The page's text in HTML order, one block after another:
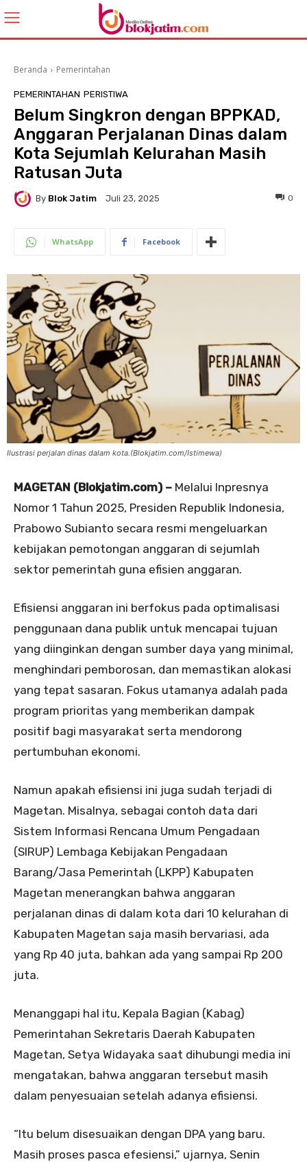
Beranda Pemerintahan
PEMERINTAHAN PERISTIWA
Belum Singkron dengan BPPKAD,
Anggaran Perjalanan Dinas dalam
Kota Sejumlah Kelurahan Masih
Ratusan Juta
By Blok Jatim Juli 23, 2025 0
WhatsApp Facebook
Ilustrasi perjalan dinas dalam kota.(Blokjatim.com/Istimewa)
MAGETAN (Blokjatim.com) – Melalui Inpresnya
Nomor 1 Tahun 2025, Presiden Republik Indonesia,
Prabowo Subianto secara resmi mengeluarkan
kebijakan pemotongan anggaran di sejumlah
sektor pemerintah guna efisien anggaran.
Efisiensi anggaran ini berfokus pada optimalisasi
penggunaan dana publik untuk mencapai tujuan
yang diinginkan dengan sumber daya yang minimal,
menghindari pemborosan, dan memastikan alokasi
yang tepat sasaran. Fokus utamanya adalah pada
program prioritas yang memberikan dampak
positif bagi masyarakat serta mendorong
pertumbuhan ekonomi.
Namun apakah efisiensi ini juga sudah terjadi di
Magetan. Misalnya, sebagai contoh data dari
Sistem Informasi Rencana Umum Pengadaan
(SIRUP) Lembaga Kebijakan Pengadaan
Barang/Jasa Pemerintah (LKPP) Kabupaten
Magetan menerangkan bahwa anggaran
perjalanan dinas di dalam kota dari 10 kelurahan di
Kabupaten Magetan saja masih bervariasi, ada
yang Rp 40 juta, bahkan ada yang sampai Rp 200
juta.
Menanggapi hal itu, Kepala Bagian (Kabag)
Pemerintahan Sekretaris Daerah Kabupaten
Magetan, Setya Widayaka saat dihubungi media ini
mengatakan, bahwa anggaran tersebut masih
dalam penyesuaian setelah adanya efisiensi.
“Itu belum disesuaikan dengan DPA yang baru.
Masih proses pasca efesiensi,” ujarnya, Senin